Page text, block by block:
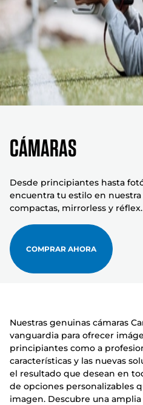
Cámaras
Desde principiantes hasta
encuentra tu estilo en nuestra
compactas, mirrorless y réflex.
COMPRAR AHORA
Nuestras genuinas cámaras
vanguardia para ofrecer
principiantes como a
características y las nuevas
el resultado que desean en
de opciones personalizables
imagen. Descubre una